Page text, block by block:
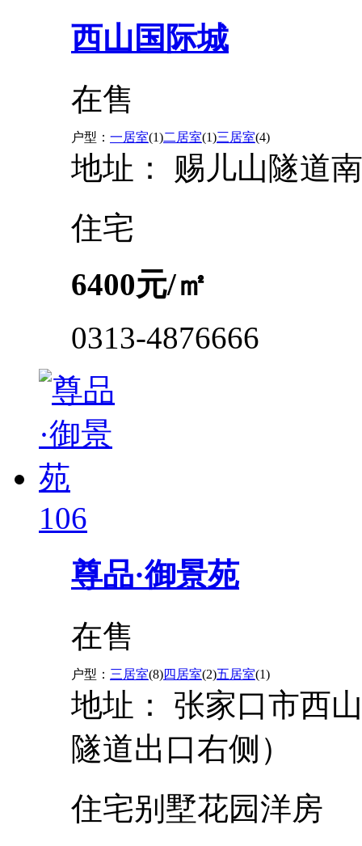
西山国际城
在售
户型： 一居室(1)二居室(1)三居室(4)
地址：
赐儿山隧道
住宅
6400元/㎡
0313-4876666
106
尊品·御景苑
在售
户型： 三居室(8)四居室(2)五居室(1)
地址：
张家口市西
隧道出口右侧）
住宅别墅花园洋房